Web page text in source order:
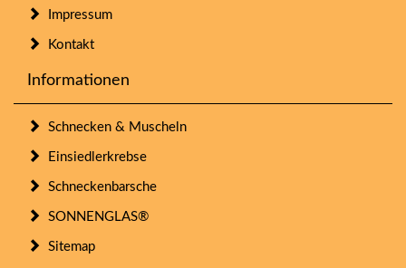
Impressum
Kontakt
Informationen
Schnecken & Muscheln
Einsiedlerkrebse
Schneckenbarsche
SONNENGLAS®
Sitemap